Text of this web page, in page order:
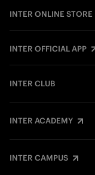
INTER ONLINE STORE
INTER OFFICIAL APP
INTER CLUB
INTER ACADEMY
INTER CAMPUS